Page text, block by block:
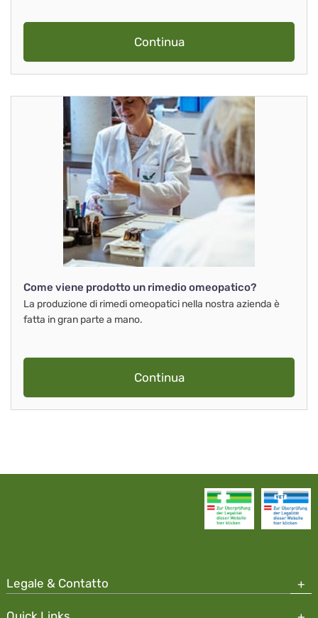
Continua
Come viene prodotto un rimedio omeopatico?
La produzione di rimedi omeopatici nella nostra azienda è
fatta in gran parte a mano.
Continua
Legale & Contatto